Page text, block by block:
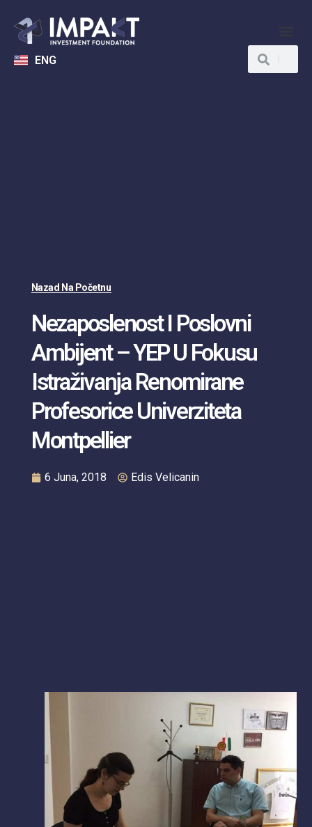
ENG
Nazad Na Početnu
Nezaposlenost I Poslovni
Ambijent – YEP U Fokusu
Istraživanja Renomirane
Profesorice Univerziteta
Montpellier
6 Juna, 2018 Edis Velicanin